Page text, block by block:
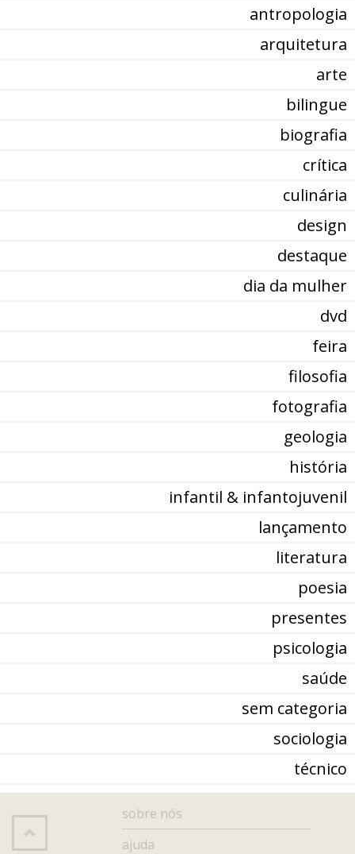
antropologia
arquitetura
arte
bilingue
biografia
crítica
culinária
design
destaque
dia da mulher
dvd
feira
filosofia
fotografia
geologia
história
infantil & infantojuvenil
lançamento
literatura
poesia
presentes
psicologia
saúde
sem categoria
sociologia
técnico
sobre nós
ajuda